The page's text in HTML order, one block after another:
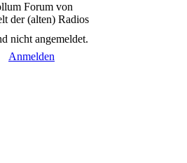
Forum von
der (alten) Radios
nicht angemeldet.
Anmelden